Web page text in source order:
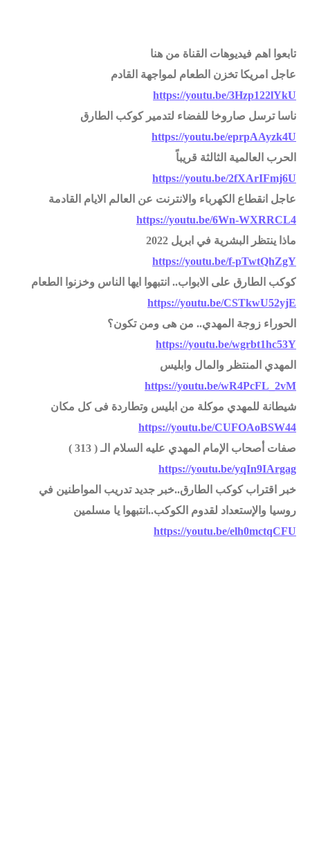
تابعوا اهم فيديوهات القناة من هنا
عاجل امريكا تخزن الطعام لمواجهة القادم
https://youtu.be/3Hzp122lYkU
ناسا ترسل صاروخا للفضاء لتدمير كوكب الطارق
https://youtu.be/eprpAAyzk4U
الحرب العالمية الثالثة قريباً
https://youtu.be/2fXArIFmj6U
عاجل انقطاع الكهرباء والانترنت عن العالم الايام القادمة
https://youtu.be/6Wn-WXRRCL4
ماذا ينتظر البشرية في ابريل 2022
https://youtu.be/f-pTwtQhZgY
كوكب الطارق على الابواب.. انتبهوا ايها الناس وخزنوا الطعام
https://youtu.be/CSTkwU52yjE
الحوراء زوجة المهدي.. من هى ومن تكون؟
https://youtu.be/wgrbt1hc53Y
المهدي المنتظر والمال وابليس
https://youtu.be/wR4PcFL_2vM
شيطانة للمهدي موكلة من ابليس وتطاردة فى كل مكان
https://youtu.be/CUFOAoBSW44
صفات أصحاب الإمام المهدي عليه السلام الـ ( 313 )
https://youtu.be/yqIn9IArgag
خبر اقتراب كوكب الطارق..خبر جديد تدريب المواطنين في
روسيا والإستعداد لقدوم الكوكب..انتبهوا يا مسلمين
https://youtu.be/elh0mctqCFU